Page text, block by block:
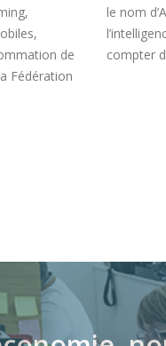
encadrer l’usage de
(IA) en Europe à